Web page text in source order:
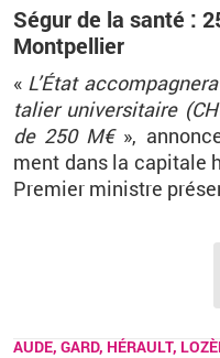
Ségur de la santé :
Montpellier
« L’État
ta­lier uni­ver­si­taire
de 250 M€ »,
ment dans la ca­pi­tale
Pre­mier mi­nistre
AUDE, GARD, HÉRAULT,